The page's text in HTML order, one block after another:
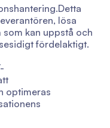
lösa
kan uppstå och
fördelaktigt.
optimeras